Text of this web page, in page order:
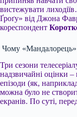
вистежувати
Ґроґу» від Джона
кореспондент
Чому «Мандалорець»
Три сезони
надзвичайні оцінки
епізоди (як,
можна було не
екранів. По суті,